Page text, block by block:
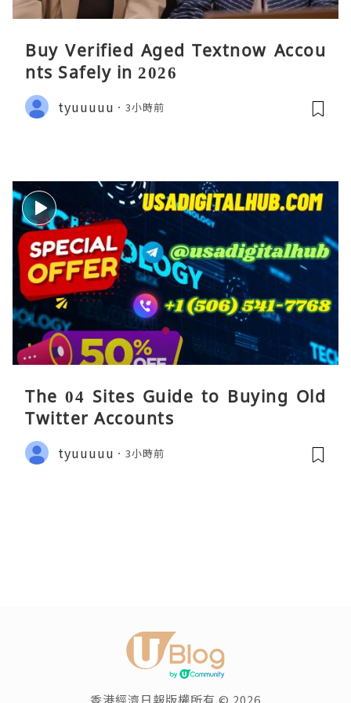
Buy Verified Aged Textnow Accou
nts Safely in 2026
tyuuuuu 3小時前
The 04 Sites Guide to Buying Old
Twitter Accounts
tyuuuuu 3小時前
香港經濟日報版權所有 © 2026